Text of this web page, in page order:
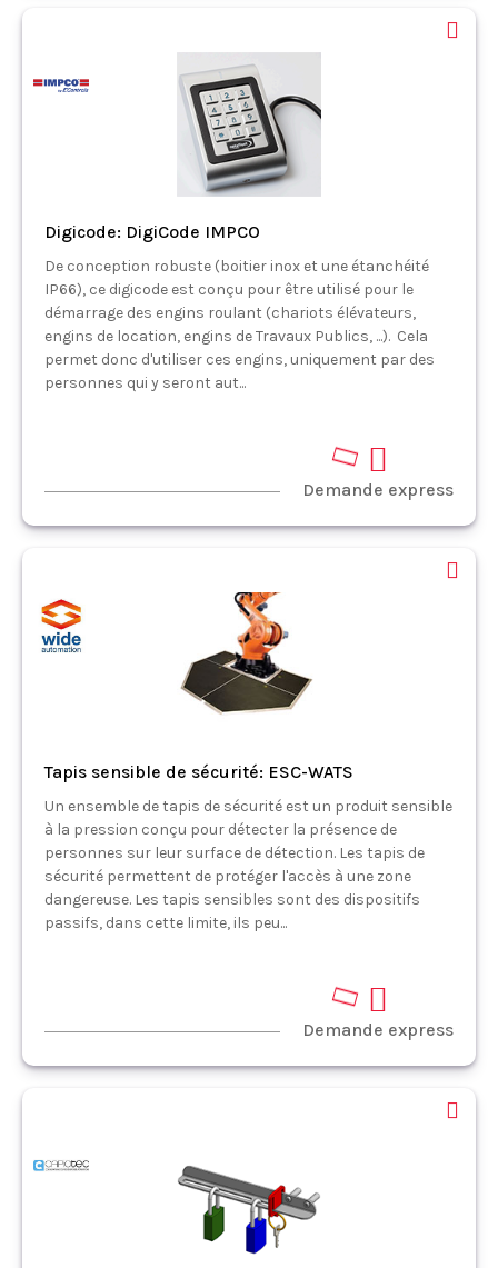
Digicode: DigiCode IMPCO
De conception robuste (boitier inox et une étanchéité
IP66), ce digicode est conçu pour être utilisé pour le
démarrage des engins roulant (chariots élévateurs,
engins de location, engins de Travaux Publics, ...). Cela
permet donc d'utiliser ces engins, uniquement par des
personnes qui y seront aut...
Demande express
Tapis sensible de sécurité: ESC-WATS
Un ensemble de tapis de sécurité est un produit sensible
à la pression conçu pour détecter la présence de
personnes sur leur surface de détection. Les tapis de
sécurité permettent de protéger l'accès à une zone
dangereuse. Les tapis sensibles sont des dispositifs
passifs, dans cette limite, ils peu...
Demande express